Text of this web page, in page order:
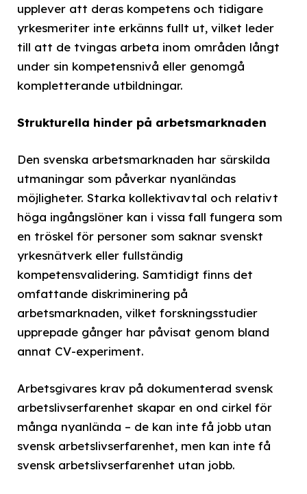
upplever att deras kompetens och tidigare
yrkesmeriter inte erkänns fullt ut, vilket leder
till att de tvingas arbeta inom områden långt
under sin kompetensnivå eller genomgå
kompletterande utbildningar.
Strukturella hinder på arbetsmarknaden
Den svenska arbetsmarknaden har särskilda
utmaningar som påverkar nyanländas
möjligheter. Starka kollektivavtal och relativt
höga ingångslöner kan i vissa fall fungera som
en tröskel för personer som saknar svenskt
yrkesnätverk eller fullständig
kompetensvalidering. Samtidigt finns det
omfattande diskriminering på
arbetsmarknaden, vilket forskningsstudier
upprepade gånger har påvisat genom bland
annat CV-experiment.
Arbetsgivares krav på dokumenterad svensk
arbetslivserfarenhet skapar en ond cirkel för
många nyanlända – de kan inte få jobb utan
svensk arbetslivserfarenhet, men kan inte få
svensk arbetslivserfarenhet utan jobb.